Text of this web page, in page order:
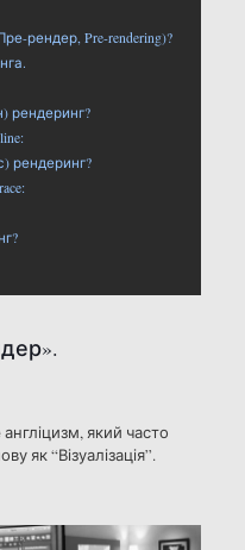
рендер, Pre-rendering)?
рендеринг?
рендеринг?
англіцизм, який часто
як “Візуалізація”.